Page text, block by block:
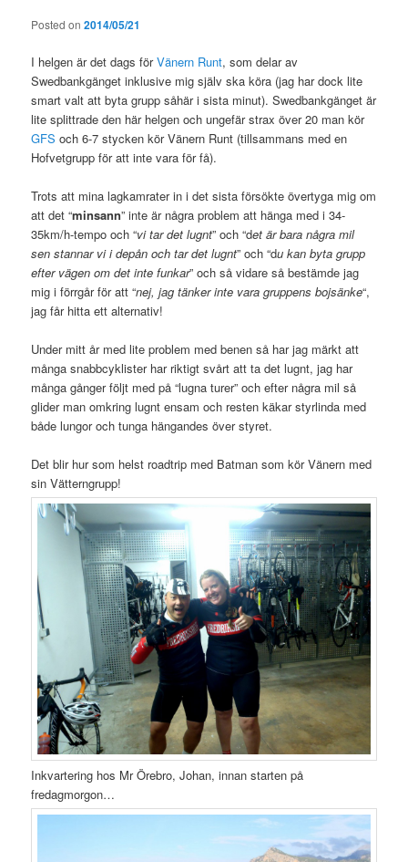
Posted on2014/05/21
I helgen är det dags förVänern Runt, som delar av
Swedbankgänget inklusive mig själv ska köra (jag har dock lite
smart valt att byta grupp såhär i sista minut). Swedbankgänget är
lite splittrade den här helgen och ungefär strax över 20 man kör
GFSoch 6-7 stycken kör Vänern Runt (tillsammans med en
Hofvetgrupp för att inte vara för få).
Trots att mina lagkamrater in i det sista försökte övertyga mig om
att det “minsann” inte är några problem att hänga med i 34-
35km/h-tempo och “vi tar det lugnt” och “det är bara några mil
sen stannar vi i depån och tar det lugnt” och “du kan byta grupp
efter vägen om det inte funkar” och så vidare så bestämde jag
mig i förrgår för att “nej, jag tänker inte vara gruppens bojsänke“,
jag får hitta ett alternativ!
Under mitt år med lite problem med benen så har jag märkt att
många snabbcyklister har riktigt svårt att ta det lugnt, jag har
många gånger följt med på “lugna turer” och efter några mil så
glider man omkring lugnt ensam och resten käkar styrlinda med
både lungor och tunga hängandes över styret.
Det blir hur som helst roadtrip med Batman som kör Vänern med
sin Vätterngrupp!
Inkvartering hos Mr Örebro, Johan, innan starten på
fredagmorgon…